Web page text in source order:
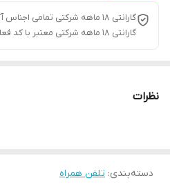
گارانتی ۱۸ ماهه شرکتی تمامی
گارانتی ۱۸ ماهه شرکتی معتبر با کد فعال سازی و رجیستری
نظرات
دسته‌بندی: تلفن همراه